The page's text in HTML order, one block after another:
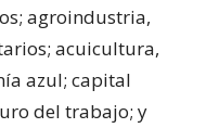
agroindustria,
acuicultura,
azul; capital
del trabajo; y